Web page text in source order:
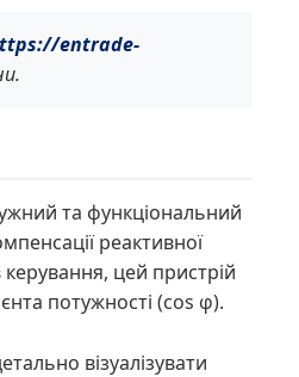
entrade-
та функціональний
реактивної
керування, цей пристрій
потужності (cos φ).
візуалізувати